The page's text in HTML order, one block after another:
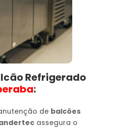
Refrigerado
:
de balcões
assegura o